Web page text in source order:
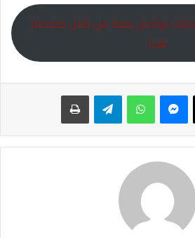
تواصل معنا من خلال صفحتنا
هنـا
ماسنجر واتساب تيلقرام طباعة